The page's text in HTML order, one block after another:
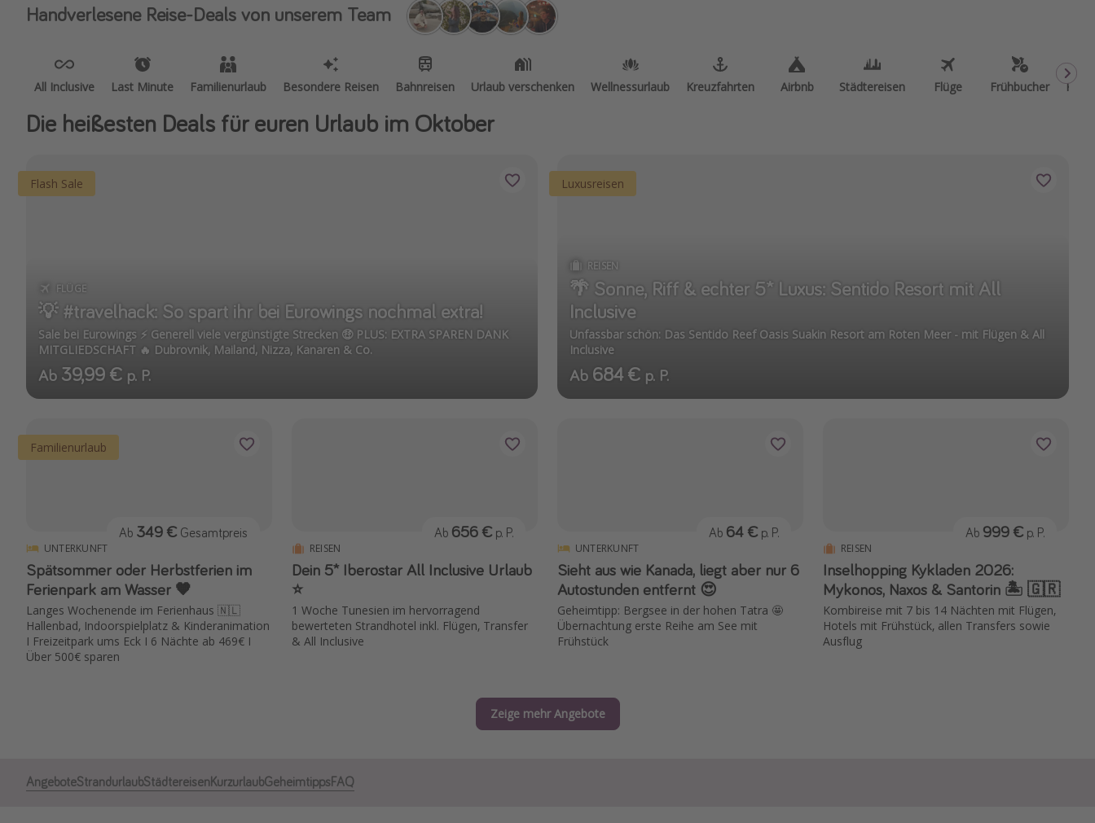
Handverlesene Reise-Deals von unserem Team
All Inclusive Last Minute Familienurlaub Besondere Reisen Bahnreisen Urlaub verschenken Wellnessurlaub Kreuzfahrten Airbnb Städtereisen Flüge Frühbucher
Die heißesten Deals für euren Urlaub im Oktober
Flash Sale
FLÜGE
💡 #travelhack: So spart ihr bei Eurowings nochmal extra!
Sale bei Eurowings ⚡️ Generell viele vergünstigte Strecken 🤑 PLUS: EXTRA SPAREN DANK
MITGLIEDSCHAFT 🔥 Dubrovnik, Mailand, Nizza, Kanaren & Co.
Ab 39,99 € p. P.
Luxusreisen
REISEN
🌴 Sonne, Riff & echter 5* Luxus: Sentido Resort mit All
Inclusive
Unfassbar schön: Das Sentido Reef Oasis Suakin Resort am Roten Meer - mit Flügen & All
Inclusive
Ab 684 € p. P.
Familienurlaub
UNTERKUNFT
Spätsommer oder Herbstferien im
Ferienpark am Wasser 🧡
Langes Wochenende im Ferienhaus 🇳🇱
Hallenbad, Indoorspielplatz & Kinderanimation
I Freizeitpark ums Eck I 6 Nächte ab 469€ I
Über 500€ sparen
Ab 349 € Gesamtpreis
REISEN
Dein 5* Iberostar All Inclusive Urlaub
⭐️
1 Woche Tunesien im hervorragend
bewerteten Strandhotel inkl. Flügen, Transfer
& All Inclusive
Ab 656 € p. P.
UNTERKUNFT
Sieht aus wie Kanada, liegt aber nur 6
Autostunden entfernt 😍
Geheimtipp: Bergsee in der hohen Tatra 🤩
Übernachtung erste Reihe am See mit
Frühstück
Ab 64 € p. P.
REISEN
Inselhopping Kykladen 2026:
Mykonos, Naxos & Santorin 🏝️ 🇬🇷
Kombireise mit 7 bis 14 Nächten mit Flügen,
Hotels mit Frühstück, allen Transfers sowie
Ausflug
Ab 999 € p. P.
Zeige mehr Angebote
AngeboteStrandurlaubStädtereisenKurzurlaubGeheimtippsFAQ